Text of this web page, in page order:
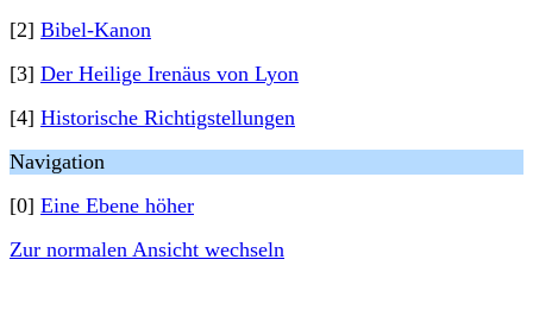
[2] Bibel-Kanon
[3] Der Heilige Irenäus von Lyon
[4] Historische Richtigstellungen
Navigation
[0] Eine Ebene höher
Zur normalen Ansicht wechseln